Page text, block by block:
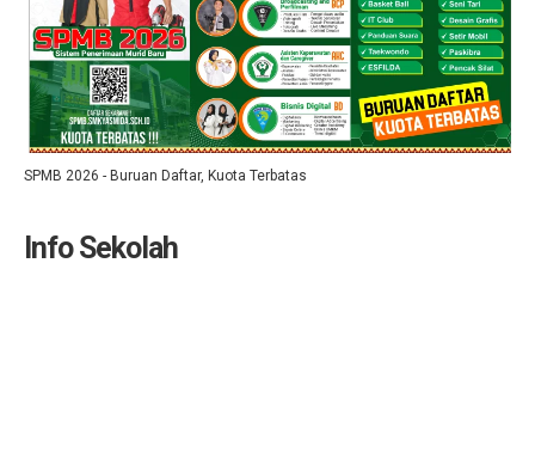
SPMB 2026 - Buruan Daftar, Kuota Terbatas
Info Sekolah